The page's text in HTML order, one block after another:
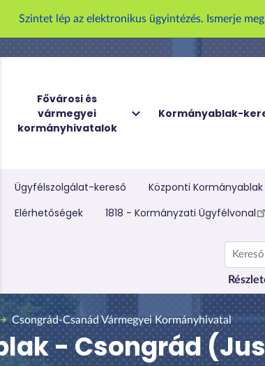
r
t
a
o
r
a
Szintet lép az elektronikus ügyintézés. Ismerje
Fővárosi és
vármegyei
kormányhivatalok
Kormányablak-
Kereső melletti menü
Ügyfélszolgálat-kereső Központi Kormányablak
Elérhetőségek
1818 - Kormányzati Ügyfélvonal
Kereső
Csongrád-Csanád Vármegyei Kormányhivatal
- Csongrád